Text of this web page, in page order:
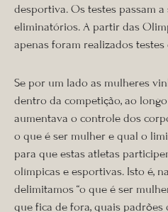
desportiva. Os testes passam
eliminatórios. A partir das
apenas foram realizados testes
Se por um lado as mulheres
dentro da competição, ao
aumentava o controle dos
o que é ser mulher e qual o
para que estas atletas
olímpicas e esportivas. Isto é,
delimitamos “o que é ser
que fica de fora, quais